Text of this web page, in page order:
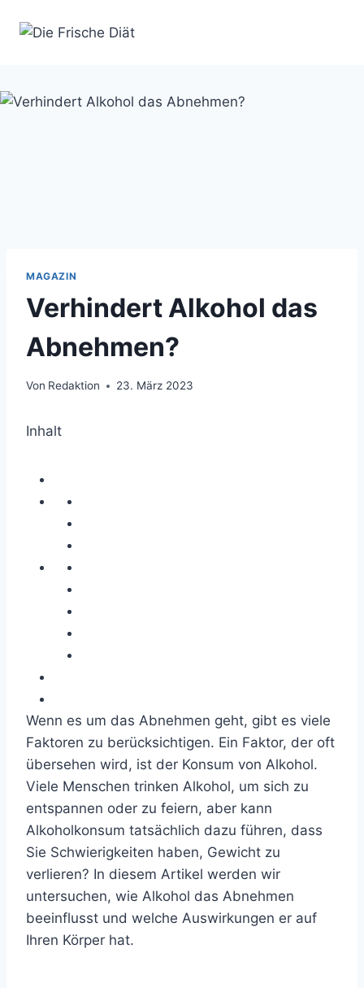
Inhalt
MAGAZIN
Verhindert Alkohol das
Abnehmen?
Von Redaktion 23. März 2023
Inhalt
Wenn es um das Abnehmen geht, gibt es viele
Faktoren zu berücksichtigen. Ein Faktor, der oft
übersehen wird, ist der Konsum von Alkohol.
Viele Menschen trinken Alkohol, um sich zu
entspannen oder zu feiern, aber kann
Alkoholkonsum tatsächlich dazu führen, dass
Sie Schwierigkeiten haben, Gewicht zu
verlieren? In diesem Artikel werden wir
untersuchen, wie Alkohol das Abnehmen
beeinflusst und welche Auswirkungen er auf
Ihren Körper hat.